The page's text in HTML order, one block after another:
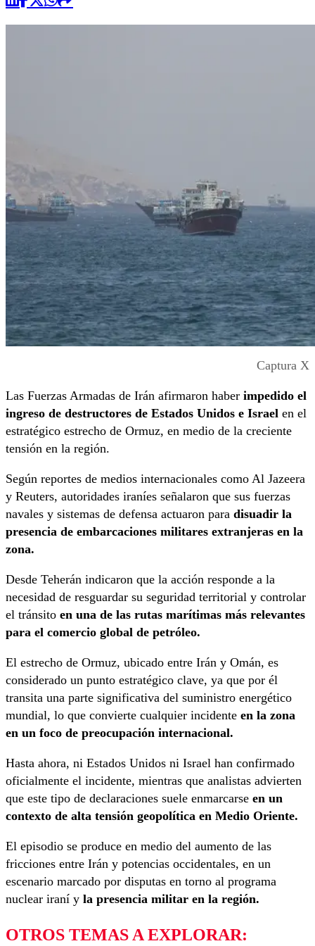
Captura X
Las Fuerzas Armadas de Irán afirmaron haber impedido el
ingreso de destructores de Estados Unidos e Israel en el
estratégico estrecho de Ormuz, en medio de la creciente
tensión en la región.
Según reportes de medios internacionales como Al Jazeera
y Reuters, autoridades iraníes señalaron que sus fuerzas
navales y sistemas de defensa actuaron para disuadir la
presencia de embarcaciones militares extranjeras en la
zona.
Desde Teherán indicaron que la acción responde a la
necesidad de resguardar su seguridad territorial y controlar
el tránsito en una de las rutas marítimas más relevantes
para el comercio global de petróleo.
El estrecho de Ormuz, ubicado entre Irán y Omán, es
considerado un punto estratégico clave, ya que por él
transita una parte significativa del suministro energético
mundial, lo que convierte cualquier incidente en la zona
en un foco de preocupación internacional.
Hasta ahora, ni Estados Unidos ni Israel han confirmado
oficialmente el incidente, mientras que analistas advierten
que este tipo de declaraciones suele enmarcarse en un
contexto de alta tensión geopolítica en Medio Oriente.
El episodio se produce en medio del aumento de las
fricciones entre Irán y potencias occidentales, en un
escenario marcado por disputas en torno al programa
nuclear iraní y la presencia militar en la región.
OTROS TEMAS A EXPLORAR: